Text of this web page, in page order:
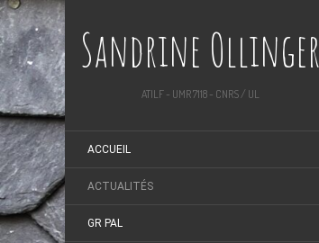
Sandrine Ollinger
ATILF - UMR 7118 - CNRS / UL
ACCUEIL
ACTUALITÉS
GR PAL